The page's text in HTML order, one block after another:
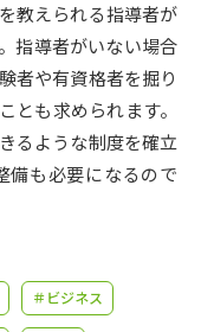
学問検索
解説
教えられる指導者が
指導者がいない場合
者や有資格者を掘り
とも求められます。
るような制度を確立
備も必要になるので
＃ビジネス